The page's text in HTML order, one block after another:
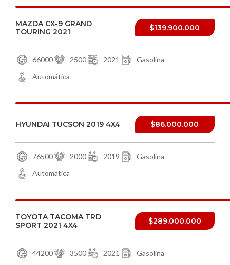
MAZDA CX-9 GRAND
TOURING 2021
$139.900.000
66000 2500 2021
Gasolina
Automática
HYUNDAI TUCSON 2019 4X4 $86.000.000
76500 2000 2019
Gasolina
Automática
TOYOTA TACOMA TRD
SPORT 2021 4X4
$289.000.000
44200 3500 2021
Gasolina